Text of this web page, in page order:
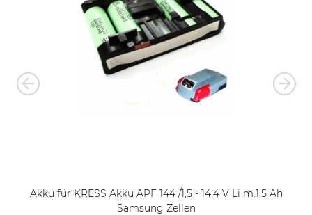
Akku für KRESS Akku APF 144 /1,5 - 14,4 V Li m.1,5 Ah
Samsung Zellen